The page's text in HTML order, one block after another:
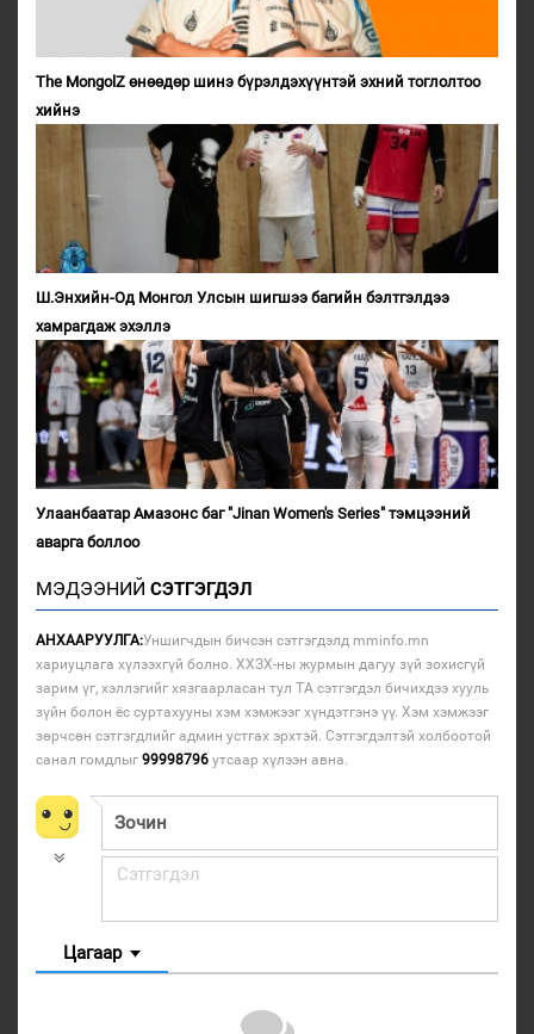
The MongolZ өнөөдөр шинэ бүрэлдэхүүнтэй эхний тоглолтоо
хийнэ
Ш.Энхийн-Од Монгол Улсын шигшээ багийн бэлтгэлдээ
хамрагдаж эхэллэ
Улаанбаатар Амазонс баг "Jinan Women's Series" тэмцээний
аварга боллоо
МЭДЭЭНИЙ СЭТГЭГДЭЛ
АНХААРУУЛГА:Уншигчдын бичсэн сэтгэгдэлд mminfo.mn
хариуцлага хүлээхгүй болно. ХХЗХ-ны журмын дагуу зүй зохисгүй
зарим үг, хэллэгийг хязгаарласан тул ТА сэтгэгдэл бичихдээ хууль
зүйн болон ёс суртахууны хэм хэмжээг хүндэтгэнэ үү. Хэм хэмжээг
зөрчсөн сэтгэгдлийг админ устгах эрхтэй. Сэтгэгдэлтэй холбоотой
санал гомдлыг 99998796 утсаар хүлээн авна.
Цагаар